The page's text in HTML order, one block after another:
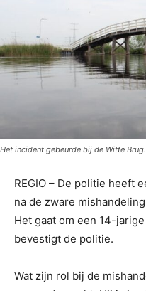
Het incident gebeurde bij de Witte
REGIO – De politie heeft
na de zware
Het gaat om een 14-
bevestigt de politie.
Wat zijn rol bij de